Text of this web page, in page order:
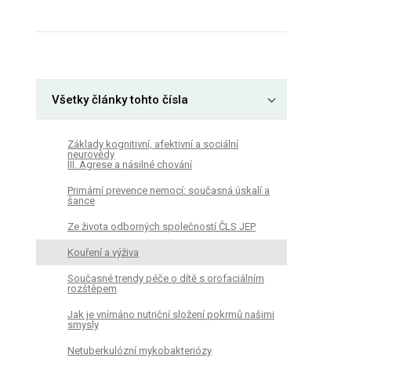
Všetky články tohto čísla
Základy kognitivní, afektivní a sociální
neurovědy
III. Agrese a násilné chování
Primární prevence nemocí: současná úskalí a
šance
Ze života odborných společností ČLS JEP
Kouření a výživa
Současné trendy péče o dítě s orofaciálním
rozštěpem
Jak je vnímáno nutriční složení pokrmů našimi
smysly
Netuberkulózní mykobakteriózy